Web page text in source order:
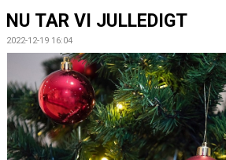
HEM
KONTAKTA OSS
OM FÖRENINGEN
BLI MEDLEM
IDROTTSSKADOR
NU TAR VI JULLEDIGT
2022-12-19 16:04